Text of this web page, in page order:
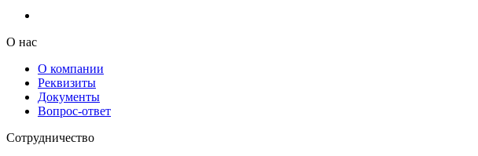
О нас
О компании
Реквизиты
Документы
Вопрос-ответ
Сотрудничество